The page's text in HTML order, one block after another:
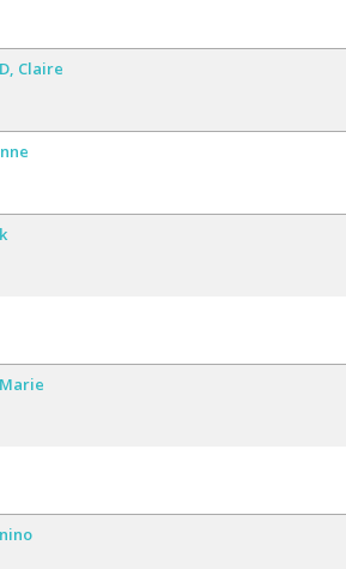
Claire
Marie